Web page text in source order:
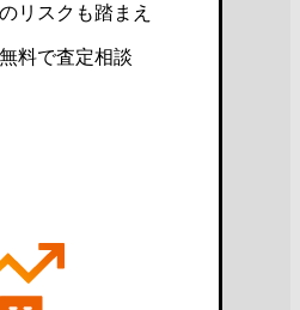
リスクも踏まえ
料で査定相談